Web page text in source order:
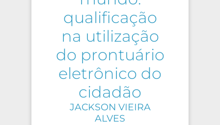
qualificação
na utilização
do prontuário
eletrônico do
cidadão
JACKSON VIEIRA
ALVES